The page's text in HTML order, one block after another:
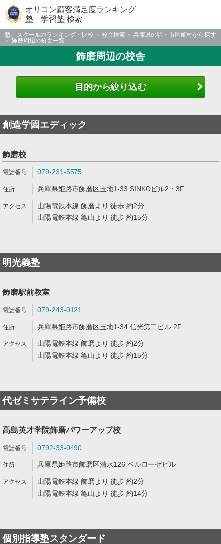
オリコン顧客満足度ランキング
塾・学習塾 検索
塾、スクールのランキング・比較 校舎検索
兵庫県の駅・市区町村から探す
飾磨周辺の校舎一覧
飾磨周辺の校舎
目的から絞り込む
創造学園エディック
飾磨校
079-231-5575
兵庫県姫路市飾磨区玉地1-33 SINKOビル2・3F
山陽電鉄本線 飾磨より 徒歩 約2分
山陽電鉄本線 亀山より 徒歩 約15分
明光義塾
飾磨駅前教室
079-243-0121
兵庫県姫路市飾磨区玉地1-34 信光第二ビル 2F
山陽電鉄本線 飾磨より 徒歩 約2分
山陽電鉄本線 亀山より 徒歩 約15分
代ゼミサテライン予備校
高島英才学院飾磨パワーアップ校
0792-33-0490
兵庫県姫路市飾磨区清水126 ベルローゼビル
山陽電鉄本線 飾磨より 徒歩 約2分
山陽電鉄本線 亀山より 徒歩 約14分
個別指導塾スタンダード